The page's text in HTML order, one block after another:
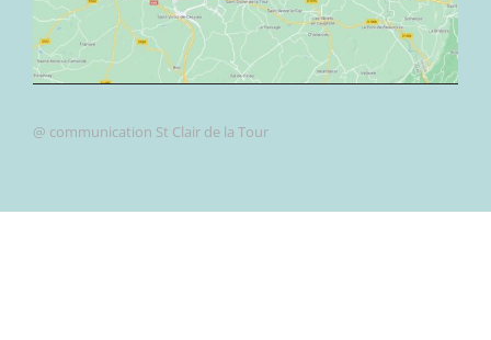
@ communication St Clair de la Tour